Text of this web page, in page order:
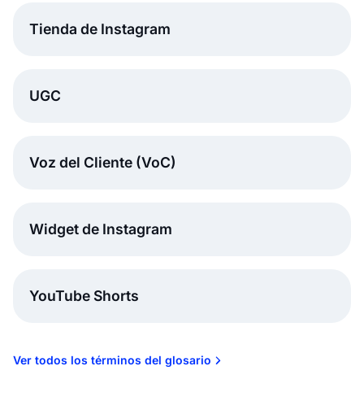
Tienda de Instagram
UGC
Voz del Cliente (VoC)
Widget de Instagram
YouTube Shorts
Ver todos los términos del glosario